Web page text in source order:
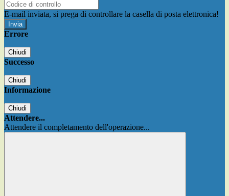
E-mail inviata, si prega di controllare la casella di posta elettronica!
Errore
Chiudi
Successo
Chiudi
Informazione
Chiudi
Attendere...
Attendere il completamento dell'operazione...